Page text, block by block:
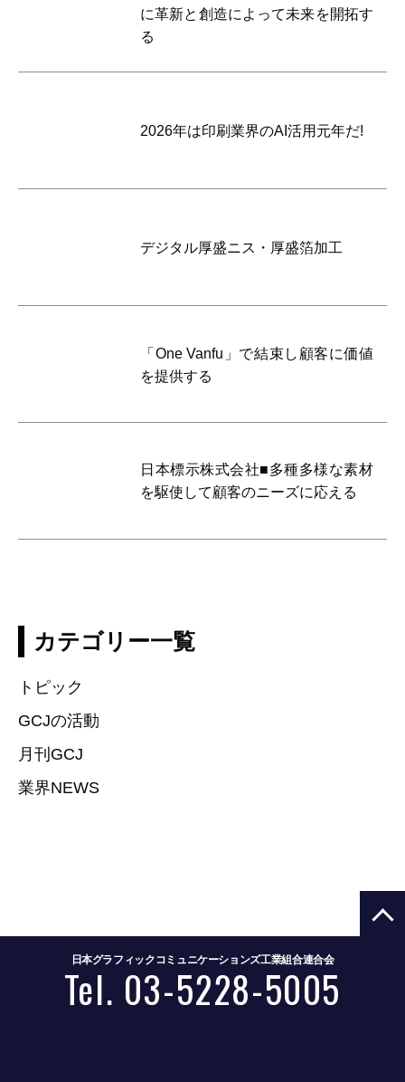
に革新と創造によって未来を開拓す
る
2026年は印刷業界のAI活用元年だ!
デジタル厚盛ニス・厚盛箔加工
「One Vanfu」で結束し顧客に価値
を提供する
日本標示株式会社■多種多様な素材
を駆使して顧客のニーズに応える
カテゴリー一覧
トピック
GCJの活動
月刊GCJ
業界NEWS
日本グラフィックコミュニケーションズ工業組合連合会
Tel. 03-5228-5005